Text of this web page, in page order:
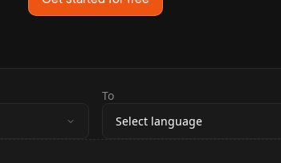
To
Select language